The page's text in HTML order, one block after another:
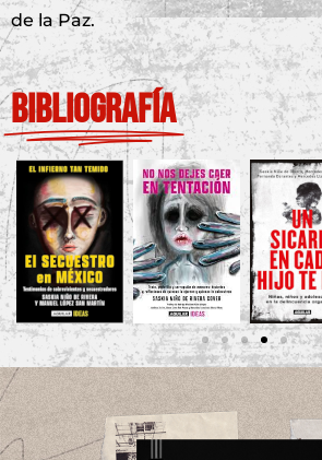
de la Paz.
Bibliografía